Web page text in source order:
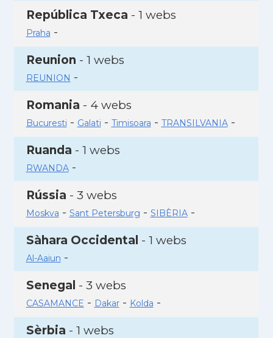
República Txeca - 1 webs
Praha -
Reunion - 1 webs
REUNION -
Romania - 4 webs
Bucuresti - Galati - Timisoara - TRANSILVANIA-
Ruanda - 1 webs
RWANDA-
Rússia - 3 webs
Moskva - Sant Petersburg - SIBÈRIA-
Sàhara Occidental - 1 webs
Al-Aaiun -
Senegal - 3 webs
CASAMANCE - Dakar- Kolda -
Sèrbia - 1 webs